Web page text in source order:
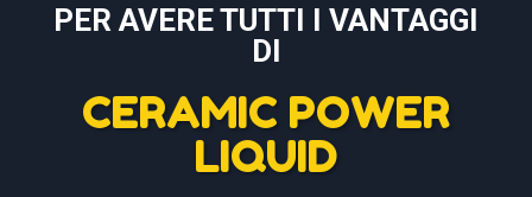
PER AVERE TUTTI I VANTAGGI
DI
CERAMIC POWER
LIQUID